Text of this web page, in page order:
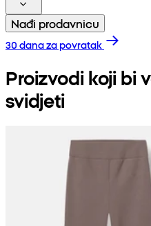
Nađi prodavnicu
30 dana za povratak
Proizvodi koji bi
svidjeti